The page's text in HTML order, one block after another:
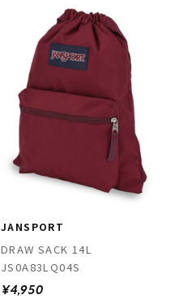
JANSPORT
DRAW SACK 14L
JS0A83LQ04S
¥4,950